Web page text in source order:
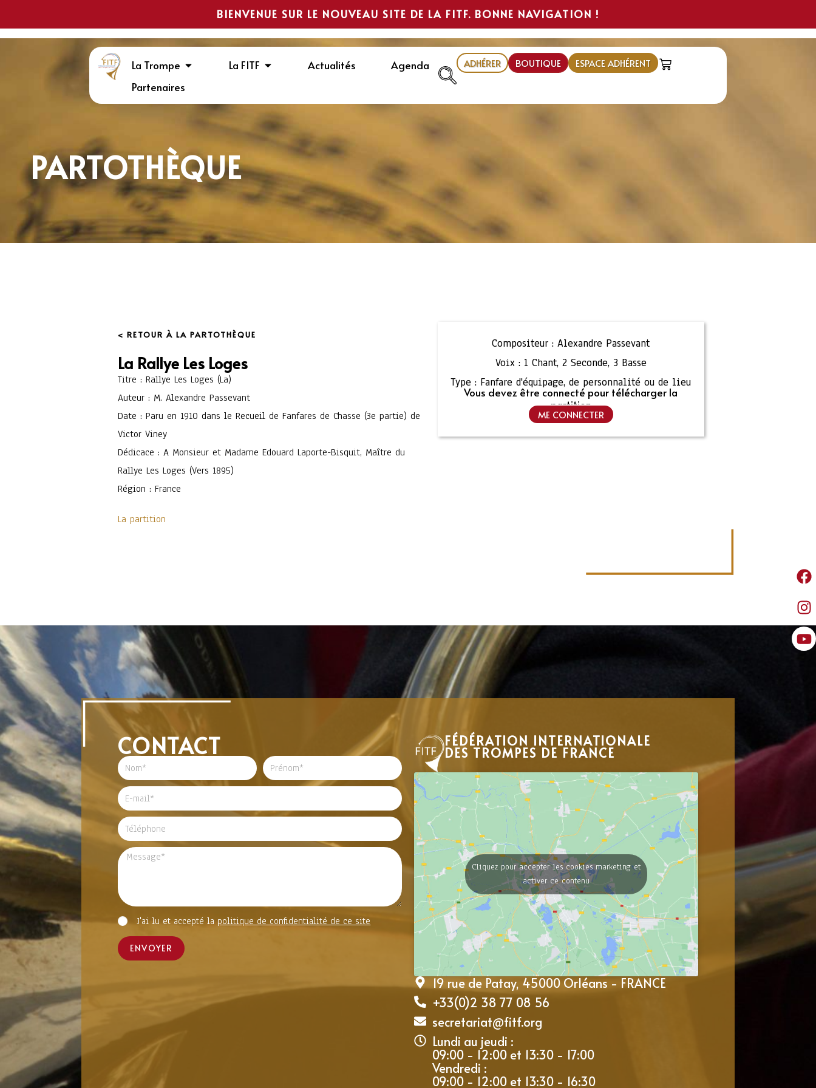
BIENVENUE SUR LE NOUVEAU SITE DE LA FITF. BONNE NAVIGATION !
La Trompe La FITF Actualités
Agenda
Partenaires
ADHÉRER BOUTIQUE ESPACE ADHÉRENT
PARTOTHÈQUE
< RETOUR À LA PARTOTHÈQUE
La Rallye Les Loges
Titre : Rallye Les Loges (La)
Auteur : M. Alexandre Passevant
Date : Paru en 1910 dans le Recueil de Fanfares de Chasse (3e partie) de
Victor Viney
Dédicace : A Monsieur et Madame Edouard Laporte-Bisquit, Maître du
Rallye Les Loges (Vers 1895)
Région : France
La partition
Compositeur : Alexandre Passevant
Voix : 1 Chant, 2 Seconde, 3 Basse
Type : Fanfare d'équipage, de personnalité ou de lieu
Vous devez être connecté pour télécharger la
partition
ME CONNECTER
CONTACT
J'ai lu et accepté lapolitique de confidentialité de ce site
ENVOYER
FÉDÉRATION INTERNATIONALE
DES TROMPES DE FRANCE
Cliquez pour accepter les cookies marketing et
activer ce contenu
19 rue de Patay, 45000 Orléans - FRANCE
+33(0)2 38 77 08 56
secretariat@fitf.org
Lundi au jeudi :
09:00 - 12:00 et 13:30 - 17:00
Vendredi :
09:00 - 12:00 et 13:30 - 16:30